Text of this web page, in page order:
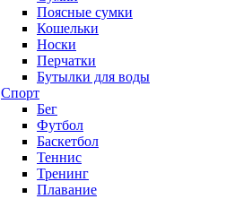
Поясные сумки
Кошельки
Носки
Перчатки
Бутылки для воды
Спорт
Бег
Футбол
Баскетбол
Теннис
Тренинг
Плавание